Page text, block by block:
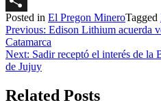
Share
Posted in El Pregon MineroTagged
Navegación
de
entradas
Previous: Edison Lithium acuerda
Catamarca
Next: Sadir receptó el interés de la
de Jujuy
Related Posts